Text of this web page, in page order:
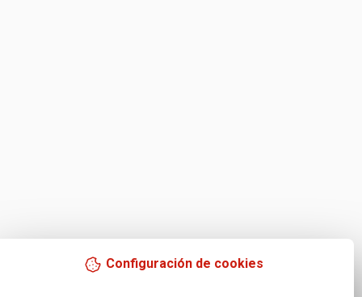
Configuración de cookies